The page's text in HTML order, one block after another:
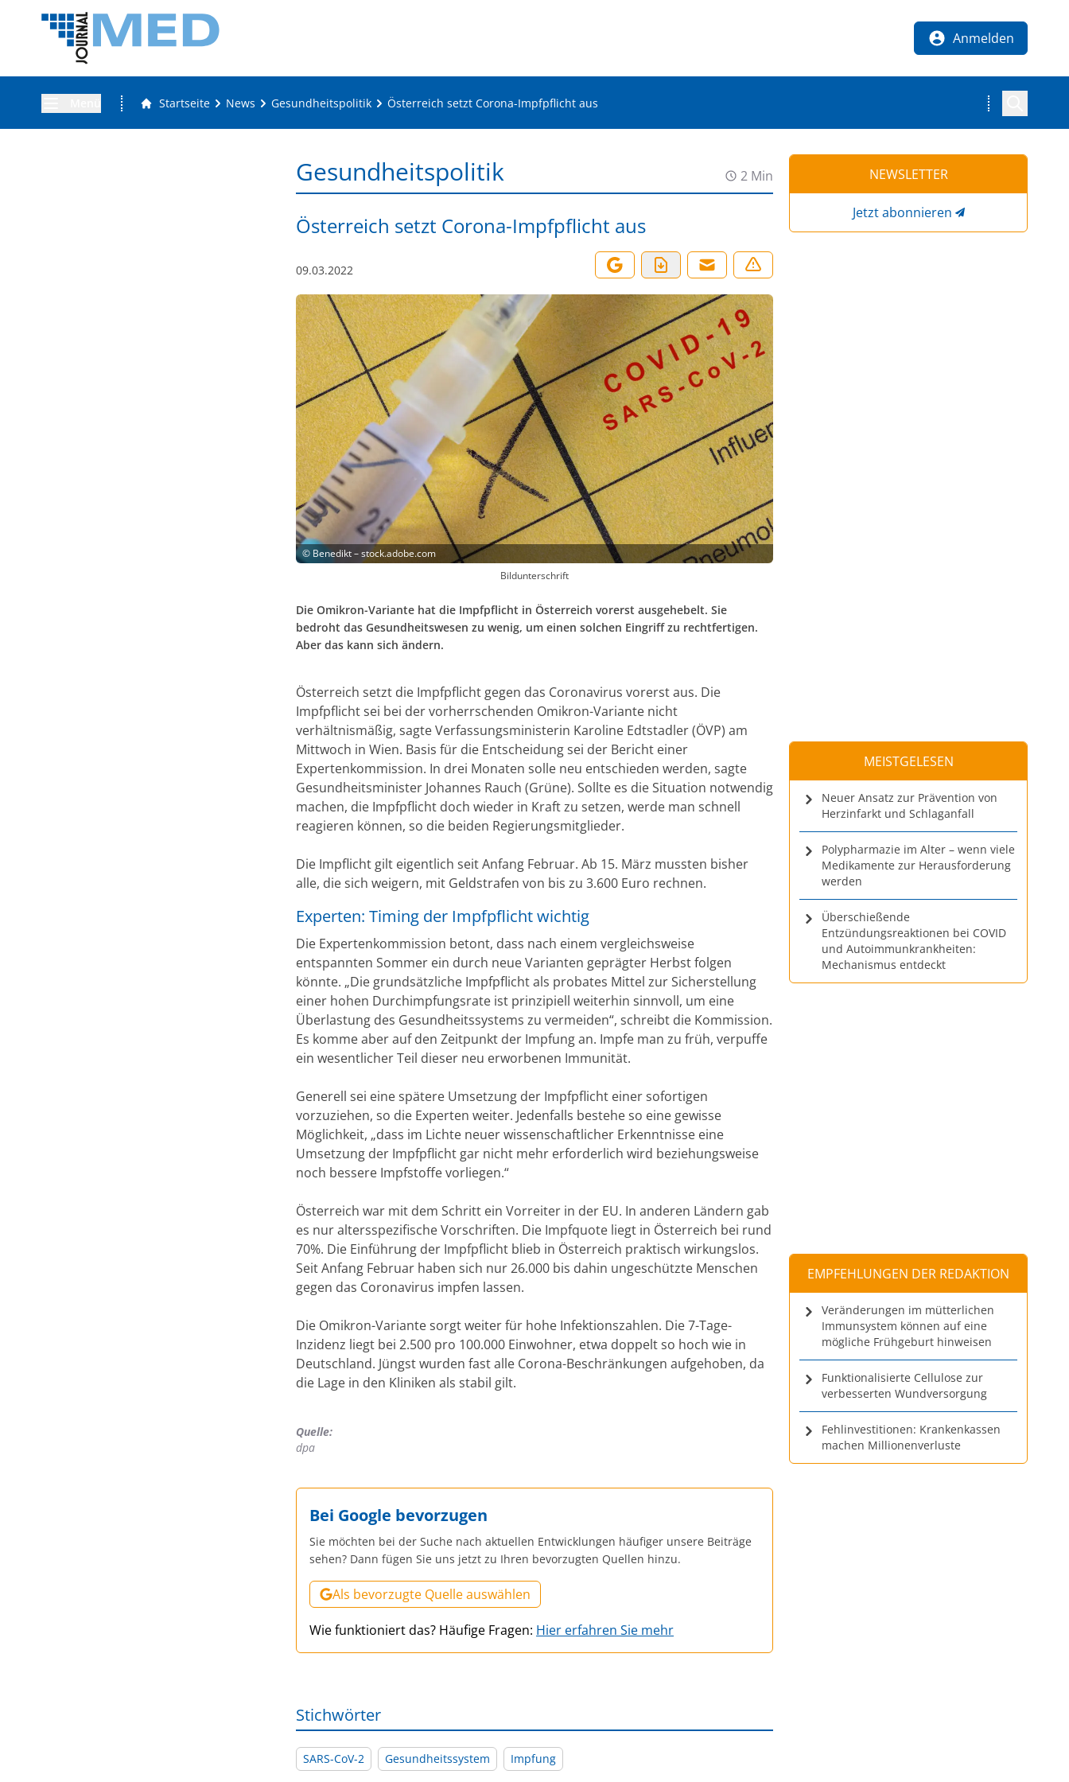
Anmelden
Startseite News Gesundheitspolitik Österreich setzt Corona-Impfpflicht aus
Gesundheitspolitik 2 Min
Österreich setzt Corona-Impfpflicht aus
09.03.2022
© Benedikt – stock.adobe.com
Bildunterschrift
Die Omikron-Variante hat die Impfpflicht in Österreich vorerst ausgehebelt. Sie
bedroht das Gesundheitswesen zu wenig, um einen solchen Eingriff zu rechtfertigen.
Aber das kann sich ändern.
Österreich setzt die Impfpflicht gegen das Coronavirus vorerst aus. Die
Impfpflicht sei bei der vorherrschenden Omikron-Variante nicht
verhältnismäßig, sagte Verfassungsministerin Karoline Edtstadler (ÖVP) am
Mittwoch in Wien. Basis für die Entscheidung sei der Bericht einer
Expertenkommission. In drei Monaten solle neu entschieden werden, sagte
Gesundheitsminister Johannes Rauch (Grüne). Sollte es die Situation notwendig
machen, die Impfpflicht doch wieder in Kraft zu setzen, werde man schnell
reagieren können, so die beiden Regierungsmitglieder.
Die Impflicht gilt eigentlich seit Anfang Februar. Ab 15. März mussten bisher
alle, die sich weigern, mit Geldstrafen von bis zu 3.600 Euro rechnen.
Experten: Timing der Impfpflicht wichtig
Die Expertenkommission betont, dass nach einem vergleichsweise
entspannten Sommer ein durch neue Varianten geprägter Herbst folgen
könnte. „Die grundsätzliche Impfpflicht als probates Mittel zur Sicherstellung
einer hohen Durchimpfungsrate ist prinzipiell weiterhin sinnvoll, um eine
Überlastung des Gesundheitssystems zu vermeiden“, schreibt die Kommission.
Es komme aber auf den Zeitpunkt der Impfung an. Impfe man zu früh, verpuffe
ein wesentlicher Teil dieser neu erworbenen Immunität.
Generell sei eine spätere Umsetzung der Impfpflicht einer sofortigen
vorzuziehen, so die Experten weiter. Jedenfalls bestehe so eine gewisse
Möglichkeit, „dass im Lichte neuer wissenschaftlicher Erkenntnisse eine
Umsetzung der Impfpflicht gar nicht mehr erforderlich wird beziehungsweise
noch bessere Impfstoffe vorliegen.“
Österreich war mit dem Schritt ein Vorreiter in der EU. In anderen Ländern gab
es nur altersspezifische Vorschriften. Die Impfquote liegt in Österreich bei rund
70%. Die Einführung der Impfpflicht blieb in Österreich praktisch wirkungslos.
Seit Anfang Februar haben sich nur 26.000 bis dahin ungeschützte Menschen
gegen das Coronavirus impfen lassen.
Die Omikron-Variante sorgt weiter für hohe Infektionszahlen. Die 7-Tage-
Inzidenz liegt bei 2.500 pro 100.000 Einwohner, etwa doppelt so hoch wie in
Deutschland. Jüngst wurden fast alle Corona-Beschränkungen aufgehoben, da
die Lage in den Kliniken als stabil gilt.
Quelle:
dpa
Bei Google bevorzugen
Sie möchten bei der Suche nach aktuellen Entwicklungen häufiger unsere Beiträge
sehen? Dann fügen Sie uns jetzt zu Ihren bevorzugten Quellen hinzu.
Als bevorzugte Quelle auswählen
Wie funktioniert das? Häufige Fragen: Hier erfahren Sie mehr
Stichwörter
SARS-CoV-2 Gesundheitssystem Impfung
NEWSLETTER
Jetzt abonnieren
MEISTGELESEN
Neuer Ansatz zur Prävention von
Herzinfarkt und Schlaganfall
Polypharmazie im Alter – wenn viele
Medikamente zur Herausforderung
werden
Überschießende
Entzündungsreaktionen bei COVID
und Autoimmunkrankheiten:
Mechanismus entdeckt
EMPFEHLUNGEN DER REDAKTION
Veränderungen im mütterlichen
Immunsystem können auf eine
mögliche Frühgeburt hinweisen
Funktionalisierte Cellulose zur
verbesserten Wundversorgung
Fehlinvestitionen: Krankenkassen
machen Millionenverluste